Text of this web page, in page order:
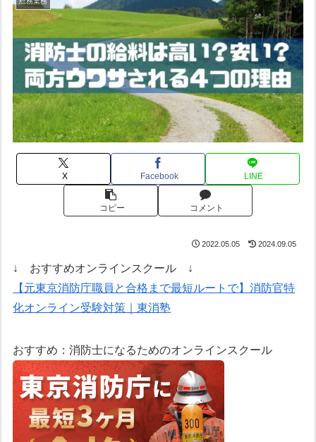
X Facebook LINE
コピー コメント
2022.05.05 2024.09.05
↓ おすすめオンラインスクール ↓
【元東京消防庁職員と合格まで最短ルートで】消防官特
化オンライン受験対策｜東消塾
おすすめ：消防士になるためのオンラインスクール